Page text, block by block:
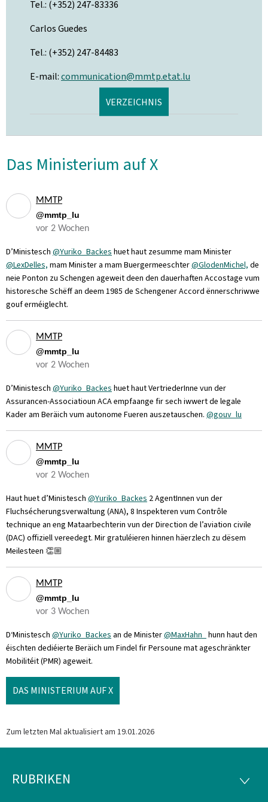
Tel.: (+352) 247-83336
Carlos Guedes
Tel.: (+352) 247-84483
E-mail:communication@mmtp.etat.lu
VERZEICHNIS
Das Ministerium auf X
MMTP
@mmtp_lu
vor 2 Wochen
D’Ministesch @Yuriko_Backes huet haut zesumme mam Minister
@LexDelles, mam Minister a mam Buergermeeschter@GlodenMichel, de
neie Ponton zu Schengen ageweit deen den dauerhaften Accostage vum
historesche Schëff an deem 1985 de Schengener Accord ënnerschriwwe
gouf erméiglecht.
MMTP
@mmtp_lu
vor 2 Wochen
D’Ministesch @Yuriko_Backes huet haut VertriederInne vun der
Assurancen-Associatioun ACA empfaange fir sech iwwert de legale
Kader am Beräich vum autonome Fueren auszetauschen. @gouv_lu
MMTP
@mmtp_lu
vor 2 Wochen
Haut huet d’Ministesch @Yuriko_Backes 2 AgentInnen vun der
Fluchsécherungsverwaltung (ANA), 8 Inspekteren vum Contrôle
technique an eng Mataarbechterin vun der Direction de l’aviation civile
(DAC) offiziell vereedegt. Mir gratuléieren hinnen häerzlech zu dësem
Meilesteen 👏🏼
MMTP
@mmtp_lu
vor 3 Wochen
D‘Ministesch @Yuriko_Backes an de Minister@MaxHahn_ hunn haut den
éischten dediéierte Beräich um Findel fir Persoune mat ageschränkter
Mobilitéit (PMR) ageweit.
DAS MINISTERIUM AUF X
Zum letzten Mal aktualisiert am 19.01.2026
Footer
RUBRIKEN